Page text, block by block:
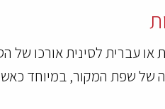
עברית לסינית אורכו של
של שפת המקור, במיוחד